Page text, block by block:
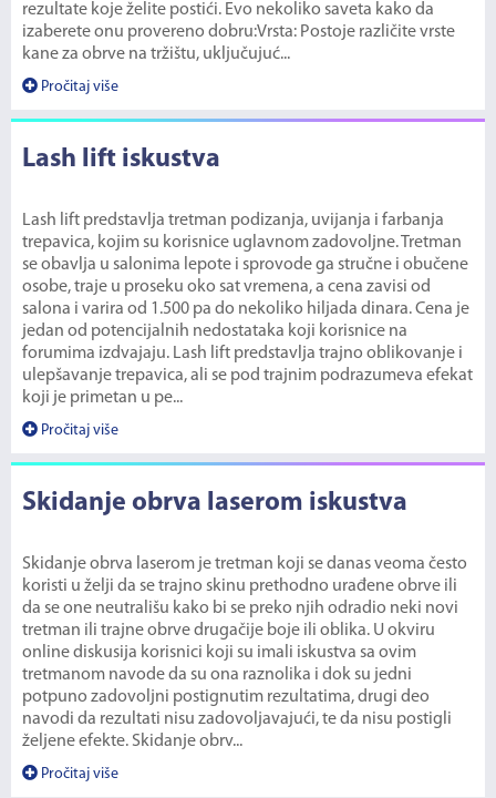
rezultate koje želite postići. Evo nekoliko saveta kako da
izaberete onu provereno dobru:Vrsta: Postoje različite vrste
kane za obrve na tržištu, uključujuć...
Pročitaj više
Lash lift iskustva
Lash lift predstavlja tretman podizanja, uvijanja i farbanja
trepavica, kojim su korisnice uglavnom zadovoljne. Tretman
se obavlja u salonima lepote i sprovode ga stručne i obučene
osobe, traje u proseku oko sat vremena, a cena zavisi od
salona i varira od 1.500 pa do nekoliko hiljada dinara. Cena je
jedan od potencijalnih nedostataka koji korisnice na
forumima izdvajaju. Lash lift predstavlja trajno oblikovanje i
ulepšavanje trepavica, ali se pod trajnim podrazumeva efekat
koji je primetan u pe...
Pročitaj više
Skidanje obrva laserom iskustva
Skidanje obrva laserom je tretman koji se danas veoma često
koristi u želji da se trajno skinu prethodno urađene obrve ili
da se one neutrališu kako bi se preko njih odradio neki novi
tretman ili trajne obrve drugačije boje ili oblika. U okviru
online diskusija korisnici koji su imali iskustva sa ovim
tretmanom navode da su ona raznolika i dok su jedni
potpuno zadovoljni postignutim rezultatima, drugi deo
navodi da rezultati nisu zadovoljavajući, te da nisu postigli
željene efekte. Skidanje obrv...
Pročitaj više